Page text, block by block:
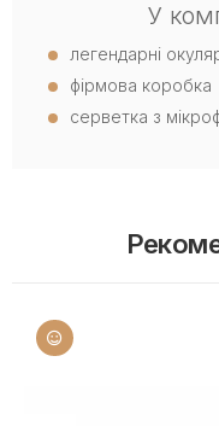
У
легендарні
фірмова коробка
серветка з